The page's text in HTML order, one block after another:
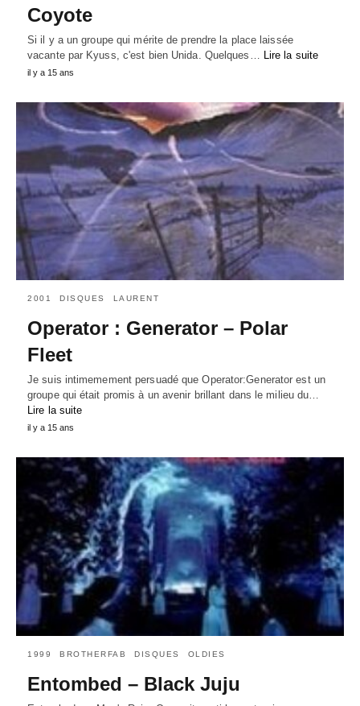
Coyote
Si il y a un groupe qui mérite de prendre la place laissée
vacante par Kyuss, c'est bien Unida. Quelques… Lire la suite
il y a 15 ans
2001 DISQUES LAURENT
Operator : Generator – Polar
Fleet
Je suis intimemement persuadé que Operator:Generator est un
groupe qui était promis à un avenir brillant dans le milieu du…
Lire la suite
il y a 15 ans
1999 BROTHERFAB DISQUES OLDIES
Entombed – Black Juju